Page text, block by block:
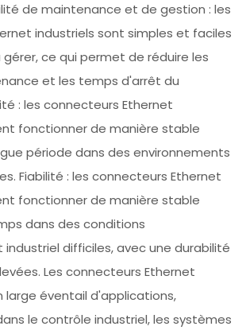
de maintenance et de gestion : les
industriels sont simples et faciles
ce qui permet de réduire les
et les temps d'arrêt du
: les connecteurs Ethernet
fonctionner de manière stable
période dans des environnements
Fiabilité : les connecteurs Ethernet
fonctionner de manière stable
dans des conditions
difficiles, avec une durabilité
Les connecteurs Ethernet
large éventail d'applications,
le contrôle industriel, les systèmes